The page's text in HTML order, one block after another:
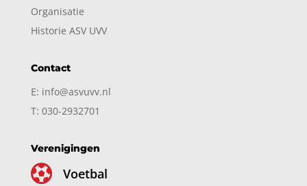
Organisatie
Historie ASV UVV
Contact
E: info@asvuvv.nl
T: 030-2932701
Verenigingen
 Voetbal